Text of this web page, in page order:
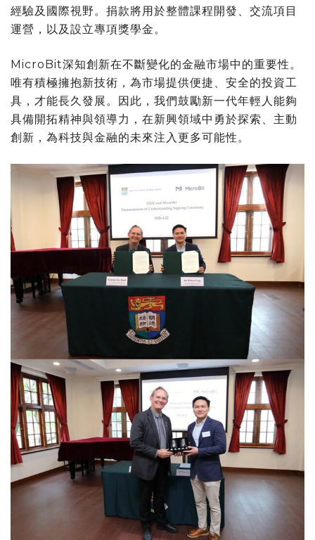
經驗及國際視野。捐款將用於整體課程開發、交流項目
運營，以及設立專項獎學金。
MicroBit深知創新在不斷變化的金融市場中的重要性。
唯有積極擁抱新技術，為市場提供便捷、安全的投資工
具，才能長久發展。因此，我們鼓勵新一代年輕人能夠
具備開拓精神與領導力，在新興領域中勇於探索、主動
創新，為科技與金融的未來注入更多可能性。